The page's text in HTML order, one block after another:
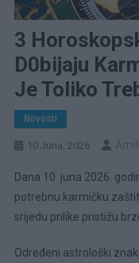
3
D0bijaju
Je Toliko
Novosti
10 Juna, 2026
Dana 10. juna 2026.
potrebnu karmičku
srijedu prilike pristižu
Određeni astrološki